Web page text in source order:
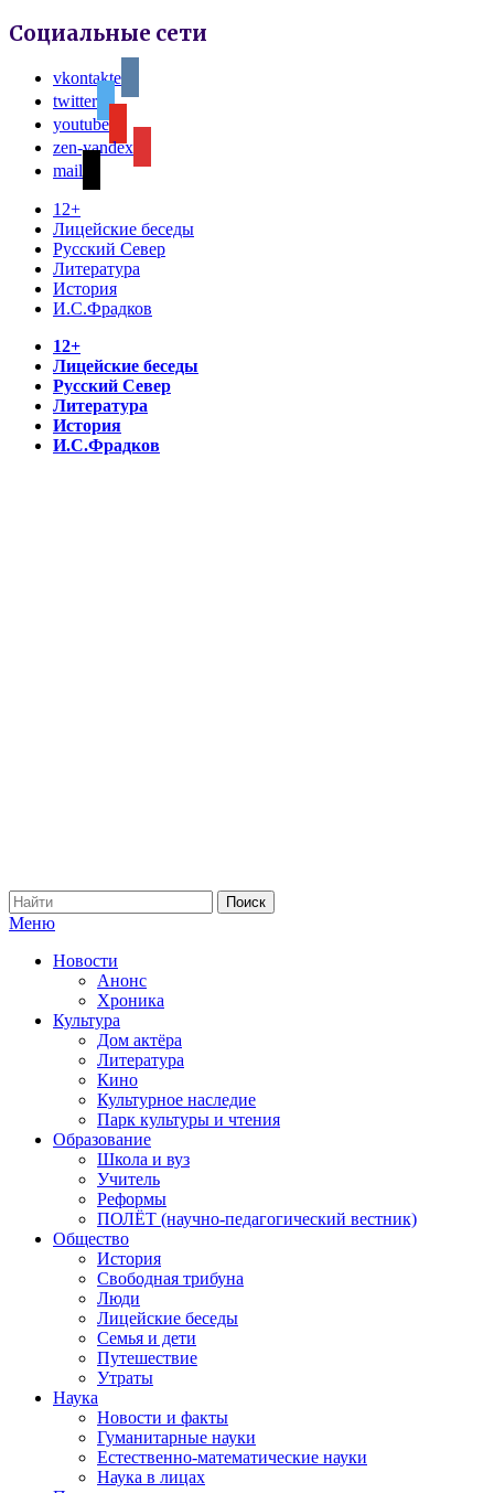
Социальные сети
vkontakte
twitter
youtube
zen-yandex
mail
12+
Лицейские беседы
Русский Север
Литература
История
И.С.Фрадков
12+
Лицейские беседы
Русский Север
Литература
История
И.С.Фрадков
Меню
Новости
Анонс
Хроника
Культура
Дом актёра
Литература
Кино
Культурное наследие
Парк культуры и чтения
Образование
Школа и вуз
Учитель
Реформы
ПОЛЁТ (научно-педагогический вестник)
Общество
История
Свободная трибуна
Люди
Лицейские беседы
Семья и дети
Путешествие
Утраты
Наука
Новости и факты
Гуманитарные науки
Естественно-математические науки
Наука в лицах